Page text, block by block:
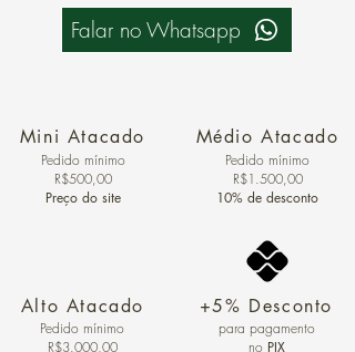
Falar no Whatsapp
Mini Atacado
Pedido ​mínimo
R$500,00
Preço do site
Alto Atacado
Pedido mínimo
R$3.000,00
Médio Atacado
Pedido mínimo
R$1.500,00
10% de desconto
+5% Desconto
para pagamento
no PIX